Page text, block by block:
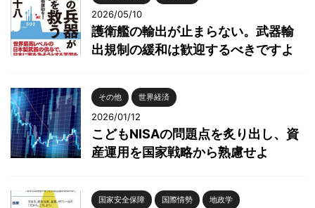
2026/05/10
護衛艦の輸出が止まらない。武器輸
出規制の緩和は歓迎するべきですよ
その他 世界経済
2026/01/12
こどもNISAの問題点を炙り出し、資
産運用を国家戦略から熟慮せよ
国家安全保障 国際情勢 地政学